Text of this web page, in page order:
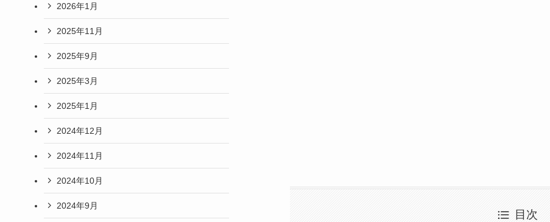
目次
2026年1月
2025年11月
2025年9月
2025年3月
2025年1月
2024年12月
2024年11月
2024年10月
2024年9月